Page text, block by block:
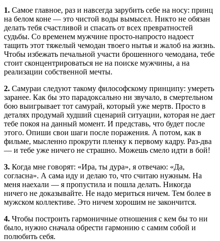
1. Самое главное, раз и навсегда зарубить себе на носу: принц
на белом коне — это чистой воды вымысел. Никто не обязан
делать тебя счастливой и спасать от всех превратностей
судьбы. Со временем мужчине просто-напросто надоест
тащить этот тяжелый чемодан твоего нытья и жалоб на жизнь.
Чтобы избежать печальной участи брошенного чемодана, тебе
стоит сконцентрироваться не на поиске мужчины, а на
реализации собственной мечты.
2. Самураи следуют такому философскому принципу: умереть
заранее. Как бы это парадоксально ни звучало, в смертельном
бою выигрывает тот самурай, который уже мертв. Просто в
деталях продумай худший сценарий ситуации, которая не дает
тебе покоя на данный момент. И представь, что будет после
этого. Опиши свои шаги после поражения. А потом, как в
фильме, мысленно прокрути пленку к первому кадру. Раз-два
— и тебе уже ничего не страшно. Можешь смело идти в бой!
3. Когда мне говорят: «Ира, ты дура», я отвечаю: «Да,
согласна». А сама иду и делаю то, что считаю нужным. На
меня наехали — я пропустила и пошла делать. Никогда
ничего не доказывайте. Не надо мериться ничем. Тем более в
мужском коллективе. Это ничем хорошим не закончится.
4. Чтобы построить гармоничные отношения с кем бы то ни
было, нужно сначала обрести гармонию с самим собой и
полюбить себя.